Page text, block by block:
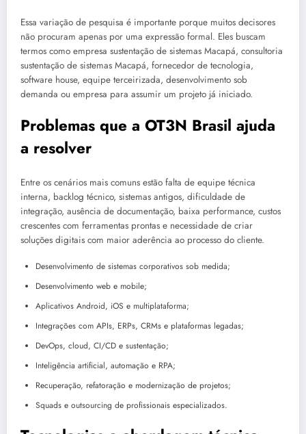
Essa variação de pesquisa é importante porque muitos decisores
não procuram apenas por uma expressão formal. Eles buscam
termos como empresa sustentação de sistemas Macapá, consultoria
sustentação de sistemas Macapá, fornecedor de tecnologia,
software house, equipe terceirizada, desenvolvimento sob
demanda ou empresa para assumir um projeto já iniciado.
Problemas que a OT3N Brasil ajuda
a resolver
Entre os cenários mais comuns estão falta de equipe técnica
interna, backlog técnico, sistemas antigos, dificuldade de
integração, ausência de documentação, baixa performance, custos
crescentes com ferramentas prontas e necessidade de criar
soluções digitais com maior aderência ao processo do cliente.
Desenvolvimento de sistemas corporativos sob medida;
Desenvolvimento web e mobile;
Aplicativos Android, iOS e multiplataforma;
Integrações com APIs, ERPs, CRMs e plataformas legadas;
DevOps, cloud, CI/CD e sustentação;
Inteligência artificial, automação e RPA;
Recuperação, refatoração e modernização de projetos;
Squads e outsourcing de profissionais especializados.